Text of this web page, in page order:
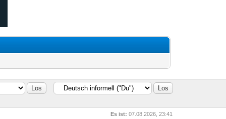
Es ist: 07.08.2026, 23:41